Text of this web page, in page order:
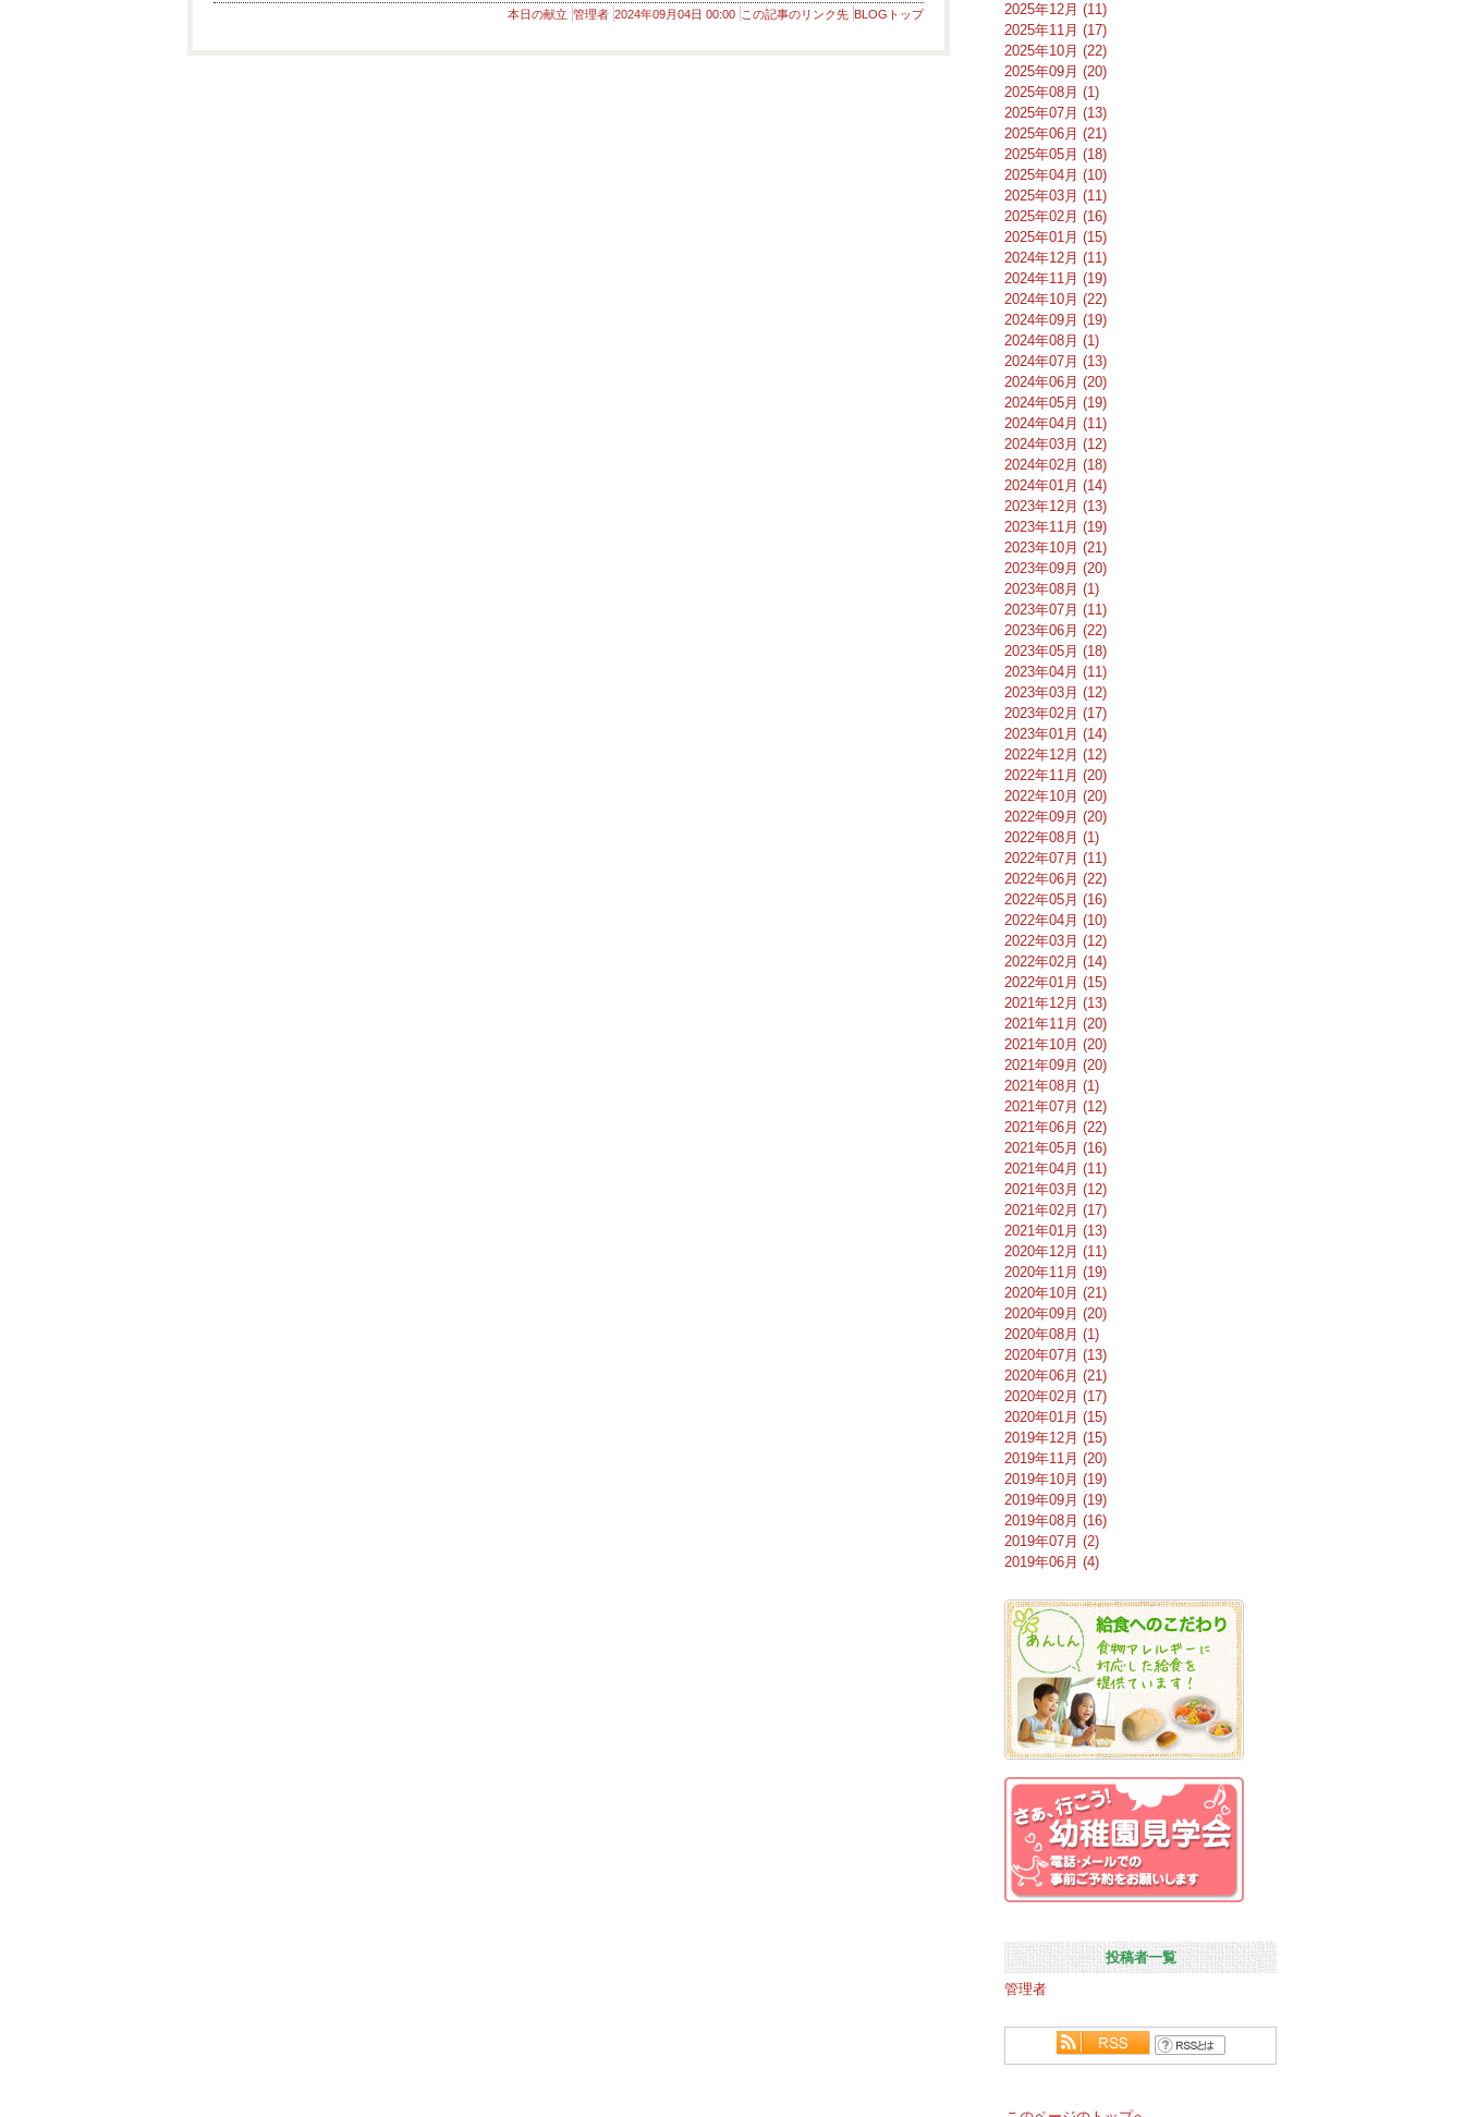
本日の献立 管理者 2024年09月04日 00:00 この記事のリンク先 BLOGトップ
2025年12月 (11)
2025年11月 (17)
2025年10月 (22)
2025年09月 (20)
2025年08月 (1)
2025年07月 (13)
2025年06月 (21)
2025年05月 (18)
2025年04月 (10)
2025年03月 (11)
2025年02月 (16)
2025年01月 (15)
2024年12月 (11)
2024年11月 (19)
2024年10月 (22)
2024年09月 (19)
2024年08月 (1)
2024年07月 (13)
2024年06月 (20)
2024年05月 (19)
2024年04月 (11)
2024年03月 (12)
2024年02月 (18)
2024年01月 (14)
2023年12月 (13)
2023年11月 (19)
2023年10月 (21)
2023年09月 (20)
2023年08月 (1)
2023年07月 (11)
2023年06月 (22)
2023年05月 (18)
2023年04月 (11)
2023年03月 (12)
2023年02月 (17)
2023年01月 (14)
2022年12月 (12)
2022年11月 (20)
2022年10月 (20)
2022年09月 (20)
2022年08月 (1)
2022年07月 (11)
2022年06月 (22)
2022年05月 (16)
2022年04月 (10)
2022年03月 (12)
2022年02月 (14)
2022年01月 (15)
2021年12月 (13)
2021年11月 (20)
2021年10月 (20)
2021年09月 (20)
2021年08月 (1)
2021年07月 (12)
2021年06月 (22)
2021年05月 (16)
2021年04月 (11)
2021年03月 (12)
2021年02月 (17)
2021年01月 (13)
2020年12月 (11)
2020年11月 (19)
2020年10月 (21)
2020年09月 (20)
2020年08月 (1)
2020年07月 (13)
2020年06月 (21)
2020年02月 (17)
2020年01月 (15)
2019年12月 (15)
2019年11月 (20)
2019年10月 (19)
2019年09月 (19)
2019年08月 (16)
2019年07月 (2)
2019年06月 (4)
投稿者一覧
管理者